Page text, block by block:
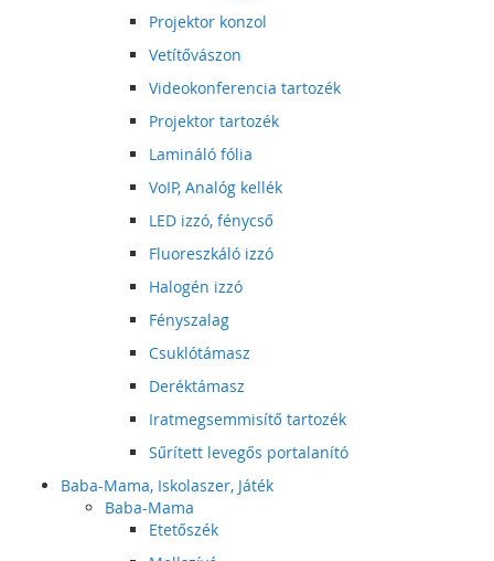
Projektor konzol
Vetítővászon
Videokonferencia tartozék
Projektor tartozék
Lamináló fólia
VoIP, Analóg kellék
LED izzó, fénycső
Fluoreszkáló izzó
Halogén izzó
Fényszalag
Csuklótámasz
Deréktámasz
Iratmegsemmisítő tartozék
Sűrített levegős portalanító
Baba-Mama, Iskolaszer, Játék
Baba-Mama
Etetőszék